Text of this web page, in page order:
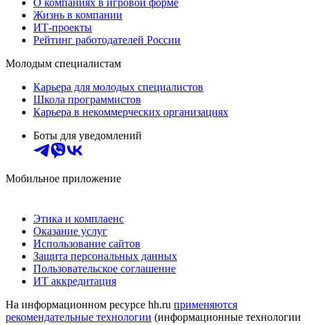
Жизнь в компании
ИТ-проекты
Рейтинг работодателей России
Молодым специалистам
Карьера для молодых специалистов
Школа программистов
Карьера в некоммерческих организациях
Боты для уведомлений
Мобильное приложение
Этика и комплаенс
Оказание услуг
Использование сайтов
Защита персональных данных
Пользовательское соглашение
ИТ аккредитация
На информационном ресурсе hh.ru применяются
рекомендательные технологии (информационные технологии